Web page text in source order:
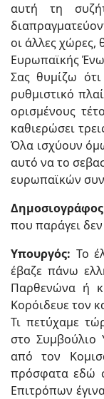
αυτή τη
οι άλλες χώρες,
Ευρωπαϊκής
Σας θυμίζω
ρυθμιστικό
ορισμένους
καθιερώσει
Όλα ισχύουν
αυτό να το
ευρωπαϊκών
Δημοσιογράφος
που παράγει
Υπουργός: Το
έβαζε πάνω
Παρθενώνα ή
Κορόιδευε τον
Τι πετύχαμε
στο Συμβούλιο
από τον
πρόσφατα εδώ
Επιτρόπων